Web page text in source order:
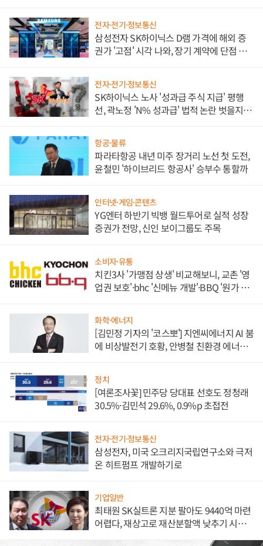
전자·전기·정보통신
삼성전자 SK하이닉스 D램 가격에 해외 증
권가 '고점' 시각 나와, 장기 계약에 단점 부
전자·전기·정보통신
SK하이닉스 노사 '성과급 주식 지급' 평행
선, 곽노정 'N% 성과급' 법적 논란 벗을지 주
항공·물류
파라타항공 내년 미주 장거리 노선 첫 도전,
윤철민 '하이브리드 항공사' 승부수 통할까
인터넷·게임·콘텐츠
YG엔터 하반기 빅뱅 월드투어로 실적 성장
증권가 전망, 신인 보이그룹도 주목
소비자·유통
치킨3사 '가맹점 상생' 비교해보니, 교촌 '영
업권 보호'·bhc '신메뉴 개발'·BBQ '원가 부
화학·에너지
[김민정 기자의 '코스뽀'] 지엔씨에너지 AI 붐
에 비상발전기 호황, 안병철 친환경 에너지
정치
[여론조사꽃] 민주당 당대표 선호도 정청래
30.5%·김민석 29.6%, 0.9%p 초접전
전자·전기·정보통신
삼성전자, 미국 오크리지국립연구소와 극저
온 히트펌프 개발하기로
기업일반
최태원 SK실트론 지분 팔아도 9440억 마련
어렵다, 재상고로 재산분할액 낮추기 시도